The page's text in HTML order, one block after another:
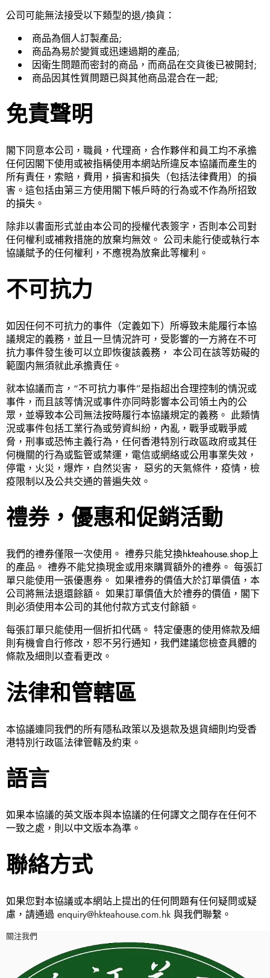
公司可能無法接受以下類型的退/換貨：
商品為個人訂製產品;
商品為易於變質或迅速過期的產品;
因衛生問題而密封的商品，而商品在交貨後已被開封;
商品因其性質問題已與其他商品混合在一起;
免責聲明
閣下同意本公司，職員，代理商，合作夥伴和員工均不承擔
任何因閣下使用或被指稱使用本網站所違反本協議而產生的
所有責任，索賠，費用，損害和損失（包括法律費用）的損
害。這包括由第三方使用閣下帳戶時的行為或不作為所招致
的損失。
除非以書面形式並由本公司的授權代表簽字，否則本公司對
任何權利或補救措施的放棄均無效。 公司未能行使或執行本
協議賦予的任何權利，不應視為放棄此等權利。
不可抗力
如因任何不可抗力的事件（定義如下）所導致未能履行本協
議規定的義務，並且一旦情況許可，受影響的一方將在不可
抗力事件發生後可以立即恢復該義務， 本公司在該等妨礙的
範圍内無須就此承擔責任。
就本協議而言，“不可抗力事件”是指超出合理控制的情況或
事件，而且該等情況或事件亦同時影響本公司領土內的公
眾，並導致本公司無法按時履行本協議規定的義務。 此類情
況或事件包括工業行為或勞資糾紛，內亂，戰爭或戰爭威
脅，刑事或恐怖主義行為，任何香港特別行政區政府或其任
何機關的行為或監管或禁運，電信或網絡或公用事業失效，
停電，火災，爆炸，自然災害， 惡劣的天氣條件，疫情，檢
疫限制以及公共交通的普遍失效。
禮券，優惠和促銷活動
我們的禮券僅限一次使用。 禮券只能兌換hkteahouse.shop上
的產品。 禮券不能兌換現金或用來購買額外的禮券。 每張訂
單只能使用一張優惠券。 如果禮券的價值大於訂單價值，本
公司將無法退還餘額。 如果訂單價值大於禮券的價值，閣下
則必須使用本公司的其他付款方式支付餘額。
每張訂單只能使用一個折扣代碼。 特定優惠的使用條款及細
則有機會自行修改，恕不另行通知，我們建議您檢查具體的
條款及細則以查看更改。
法律和管轄區
本協議連同我們的所有隱私政策以及退款及退貨細則均受香
港特別行政區法律管轄及約束。
語言
如果本協議的英文版本與本協議的任何譯文之間存在任何不
一致之處，則以中文版本為準。
聯絡方式
如果您對本協議或本網站上提出的任何問題有任何疑問或疑
慮，請通過 enquiry@hkteahouse.com.hk 與我們聯繫。
關注我們